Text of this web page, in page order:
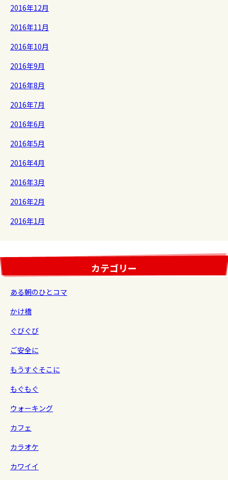
2016年12月
2016年11月
2016年10月
2016年9月
2016年8月
2016年7月
2016年6月
2016年5月
2016年4月
2016年3月
2016年2月
2016年1月
カテゴリー
ある朝のひとコマ
かけ橋
ぐびぐび
ご安全に
もうすぐそこに
もぐもぐ
ウォーキング
カフェ
カラオケ
カワイイ